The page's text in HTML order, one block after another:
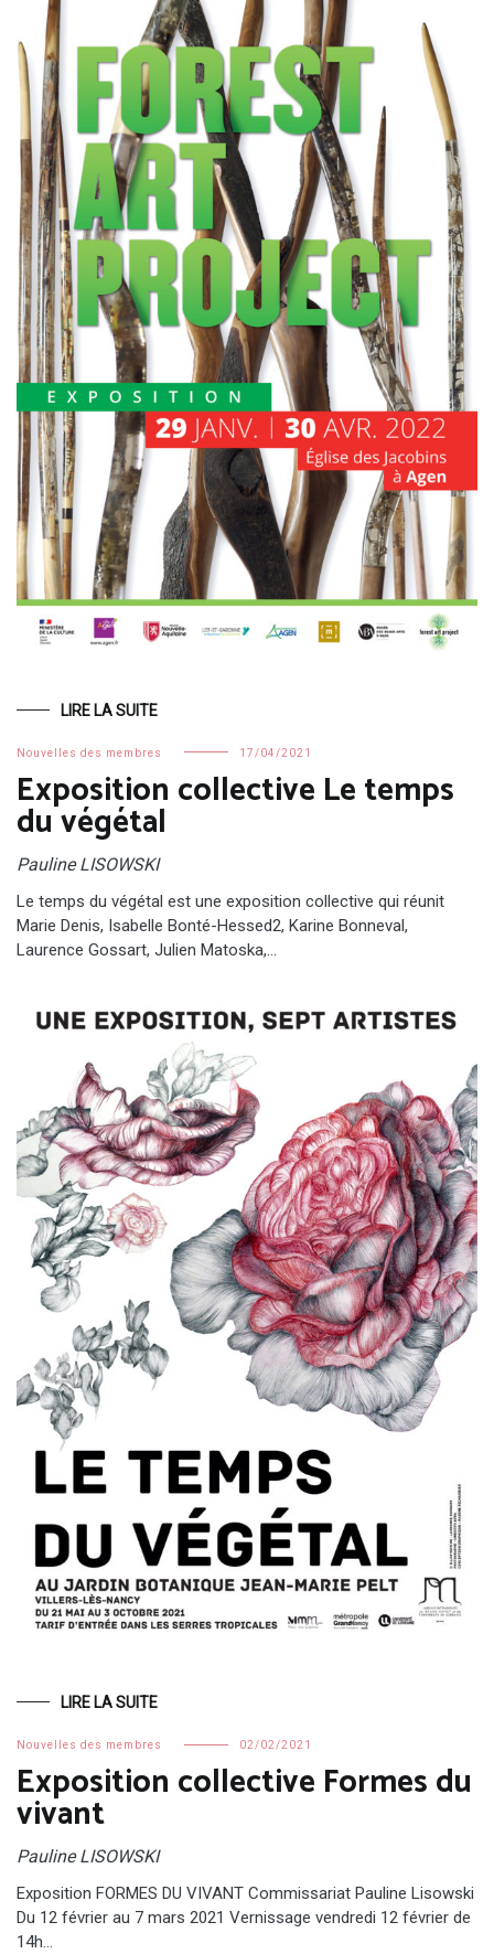
LIRE LA SUITE
Nouvelles des membres 17/04/2021
Exposition collective Le temps
du végétal
Pauline LISOWSKI
Le temps du végétal est une exposition collective qui réunit
Marie Denis, Isabelle Bonté-Hessed2, Karine Bonneval,
Laurence Gossart, Julien Matoska,…
LIRE LA SUITE
Nouvelles des membres 02/02/2021
Exposition collective Formes du
vivant
Pauline LISOWSKI
Exposition FORMES DU VIVANT Commissariat Pauline Lisowski
Du 12 février au 7 mars 2021 Vernissage vendredi 12 février de
14h…